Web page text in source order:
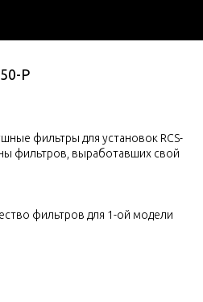
P
фильтры для установок RCS-
фильтров, выработавших свой
фильтров для 1-ой модели